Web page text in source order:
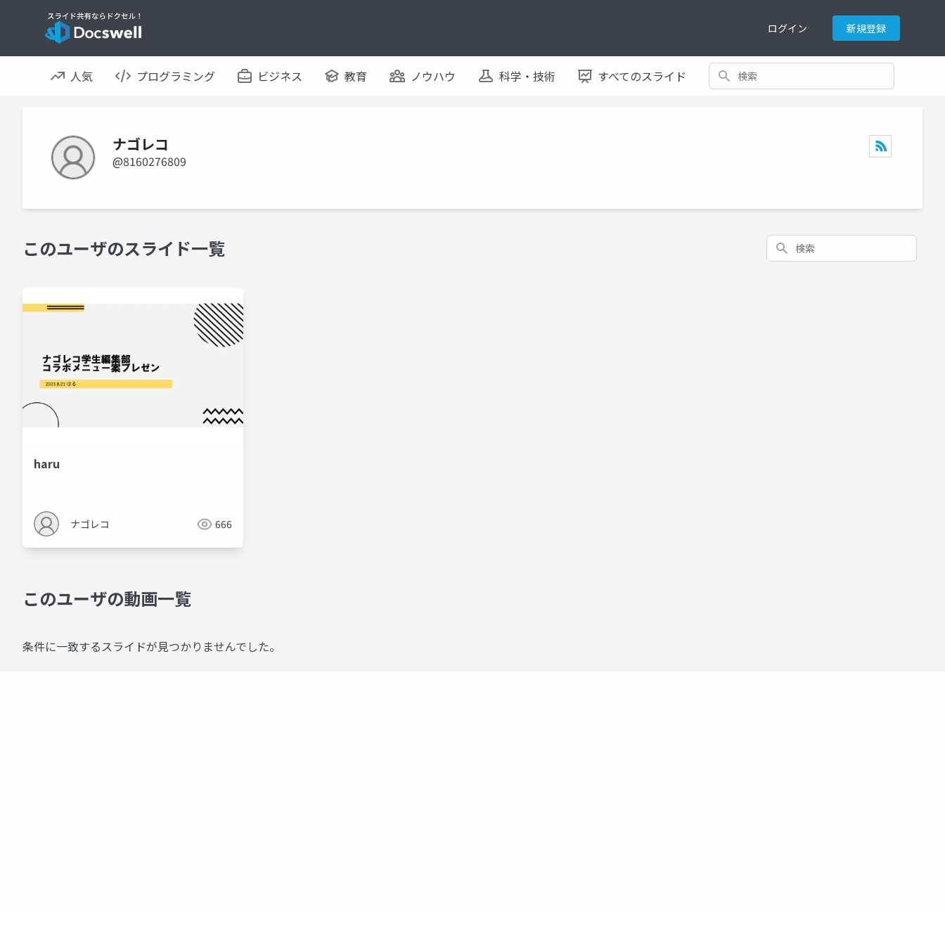
ログイン 新規登録
人気 プログラミング ビジネス 教育 ノウハウ 科学・技術 すべてのスライド 検索
ナゴレコ
@8160276809
このユーザのスライド一覧 検索
haru
ナゴレコ 666
このユーザの動画一覧
条件に一致するスライドが見つかりませんでした。